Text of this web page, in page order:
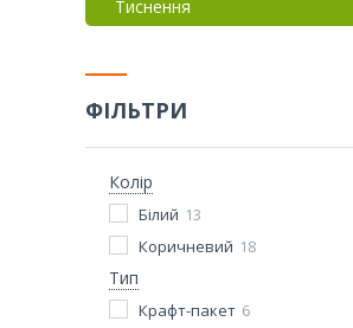
Тиснення
ФІЛЬТРИ
Колір
Білий 13
Коричневий 18
Тип
Крафт-пакет 6